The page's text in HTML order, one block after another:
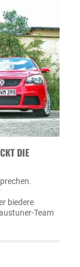
DIE
biedere
Team